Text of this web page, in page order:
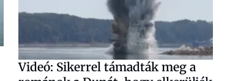
Videó: Sikerrel támadták meg a